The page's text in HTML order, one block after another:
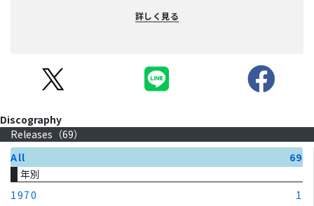
詳しく見る
Discography
Releases（69）
All
69
年別
1970
1